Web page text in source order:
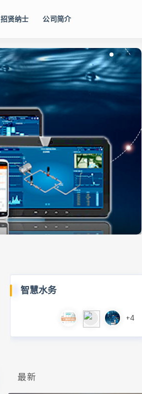
招贤纳士 公司简介
智慧水务
+4
最新